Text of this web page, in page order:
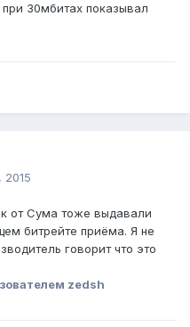
30мбитах показывал
2015
от Сума тоже выдавали
битрейте приёма. Я не
говорит что это
zedsh